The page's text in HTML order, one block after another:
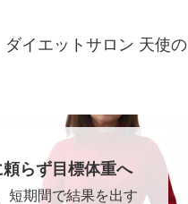
イエットサロン 天使の
らず目標体重へ
短期間で結果を出す